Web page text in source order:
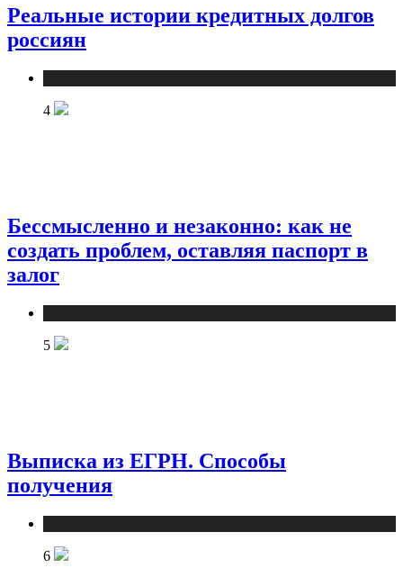
Реальные истории кредитных долгов
россиян
4
Бессмысленно и незаконно: как не
создать проблем, оставляя паспорт в
залог
5
Выписка из ЕГРН. Способы
получения
6